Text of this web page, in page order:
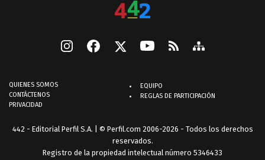
QUIENES SOMOS
CONTÁCTENOS
PRIVACIDAD
EQUIPO
REGLAS DE PARTICIPACIÓN
442 - Editorial Perfil S.A. | © Perfil.com 2006-2026 - Todos los derechos
reservados.
Registro de la propiedad intelectual número 5346433